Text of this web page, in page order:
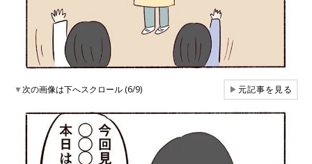
▼次の画像は下へスクロール (6/9) ▶元記事を見る